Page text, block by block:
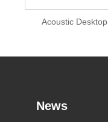
Acoustic Desktop
News